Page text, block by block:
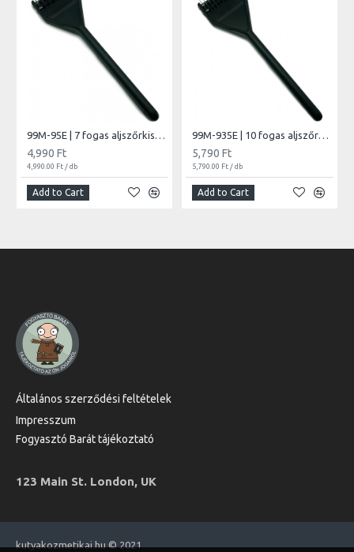
99M-95E | 7 fogas aljszőrkiszedő
4,990 Ft
4,990.00 Ft / db
Add to Cart
99M-935E | 10 fogas aljszőrkiszedő
5,790 Ft
5,790.00 Ft / db
Add to Cart
Általános szerződési feltételek
Impresszum
Fogyasztó Barát tájékoztató
123 Main St. London, UK
kutyakozmetikai.hu © 2021